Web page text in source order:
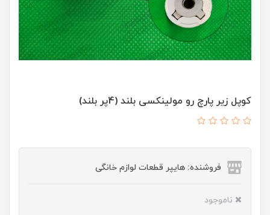
کوپل زیر پارچ رو مولینکسی بلند (4پر بلند)
فروشنده: هایپر قطعات لوازم خانگی
ناموجود